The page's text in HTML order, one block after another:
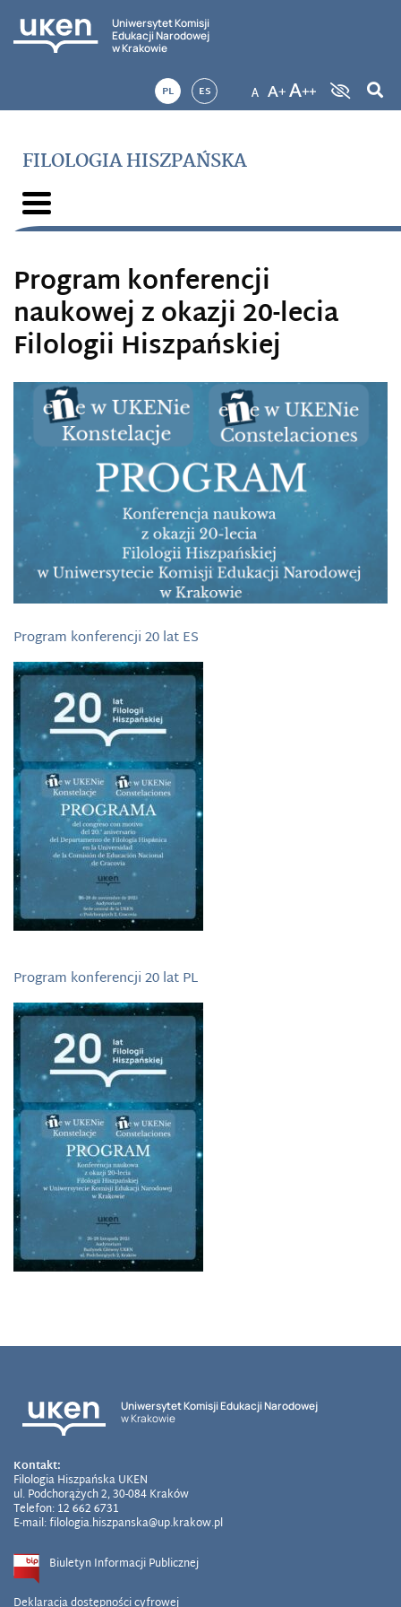
Uniwersytet Komisji
Edukacji Narodowej
w Krakowie
PL ES
FILOLOGIA HISZPAŃSKA
Program konferencji
naukowej z okazji 20-lecia
Filologii Hiszpańskiej
Program konferencji 20 lat ES
Program konferencji 20 lat PL
Uniwersytet Komisji Edukacji Narodowej
w Krakowie
Kontakt:
Filologia Hiszpańska UKEN
ul. Podchorążych 2, 30-084 Kraków
Telefon: 12 662 6731
E-mail: filologia.hiszpanska@up.krakow.pl
Biuletyn Informacji Publicznej